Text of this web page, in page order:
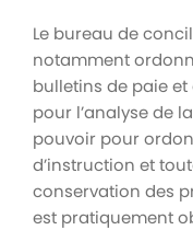
Le bureau de
notamment
bulletins de paie
pour l’analyse de
pouvoir pour
d’instruction et
conservation des
est pratiquement